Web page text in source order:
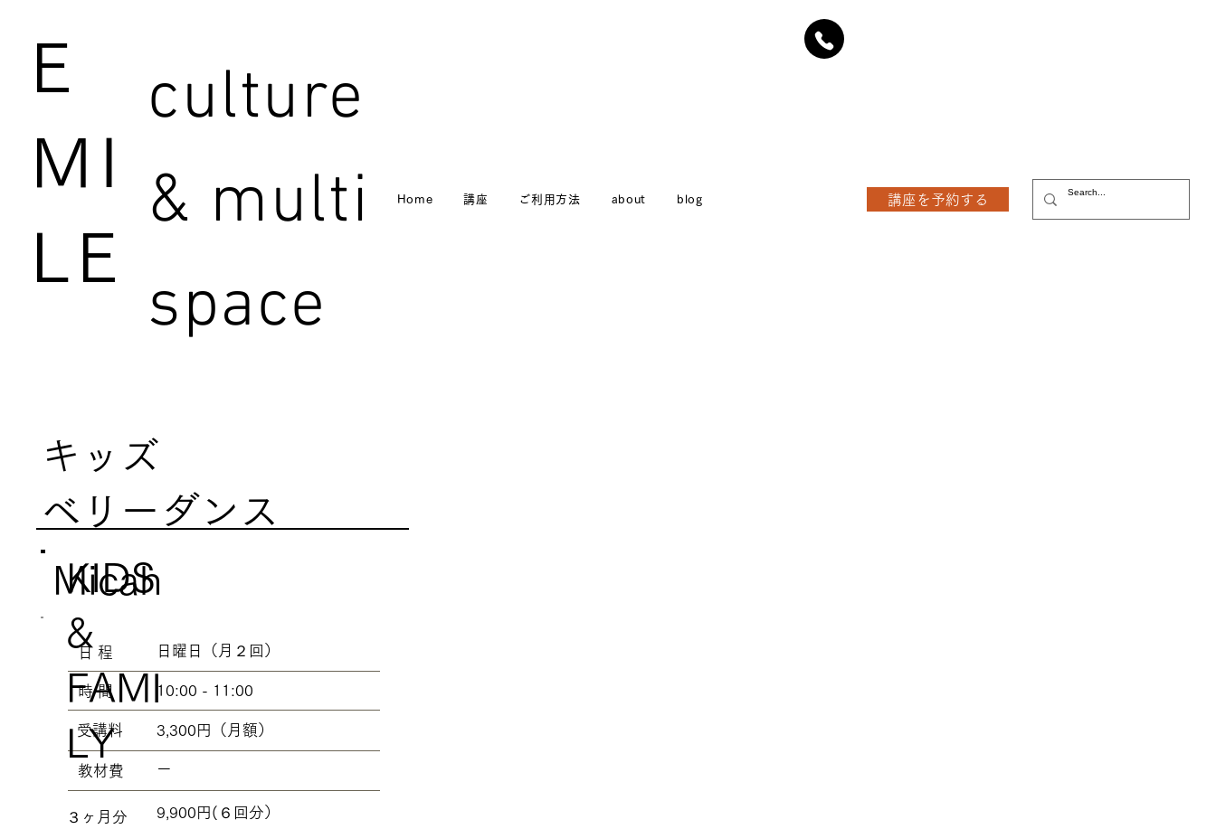
E
MI
LE
culture
& multi
space
Home 講座 ご利用方法 about blog 講座を予約する
キッズ
ベリーダンス
​日 程
​受講料
​教材費
​３ヶ月分
日曜日（月２回）
3,300円（月額）
ー
9,900円(６回分）
​時 間 10:00 - 11:00
Micah
KIDS
&
FAMI
LY